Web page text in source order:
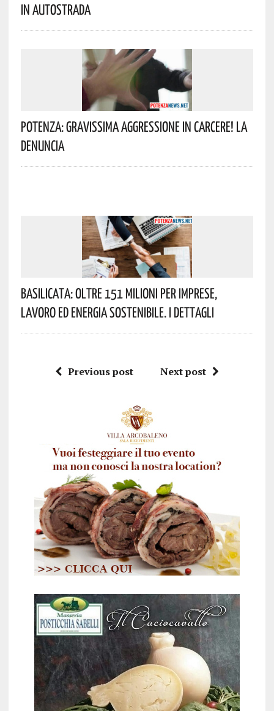
In Autostrada
Potenza: Gravissima Aggressione In Carcere! La
Denuncia
Basilicata: Oltre 151 Milioni Per Imprese,
Lavoro Ed Energia Sostenibile. I Dettagli
Previous post Next post